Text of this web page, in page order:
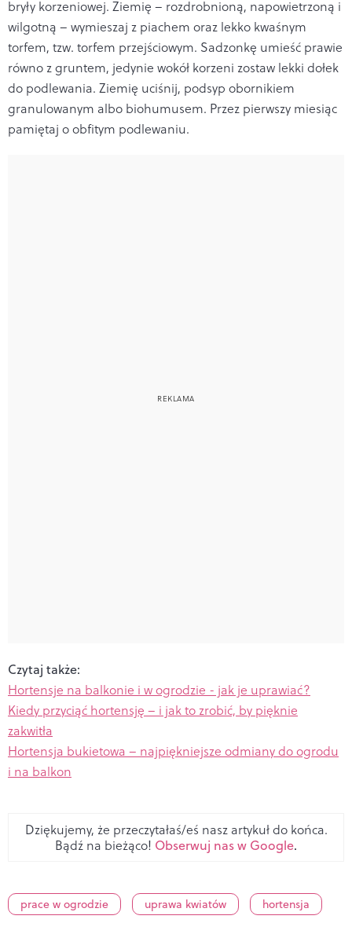
bryły korzeniowej. Ziemię – rozdrobnioną, napowietrzoną i
wilgotną – wymieszaj z piachem oraz lekko kwaśnym
torfem, tzw. torfem przejściowym. Sadzonkę umieść prawie
równo z gruntem, jedynie wokół korzeni zostaw lekki dołek
do podlewania. Ziemię uciśnij, podsyp obornikiem
granulowanym albo biohumusem. Przez pierwszy miesiąc
pamiętaj o obfitym podlewaniu.
Czytaj także:
Hortensje na balkonie i w ogrodzie - jak je uprawiać?
Kiedy przyciąć hortensję – i jak to zrobić, by pięknie
zakwitła
Hortensja bukietowa – najpiękniejsze odmiany do ogrodu
i na balkon
Dziękujemy, że przeczytałaś/eś nasz artykuł do końca.
Bądź na bieżąco! Obserwuj nas w Google.
prace w ogrodzie uprawa kwiatów hortensja